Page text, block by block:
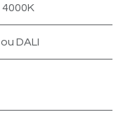
4000K
ou DALI